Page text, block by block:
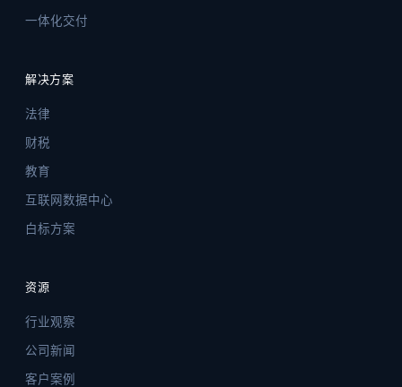
一体化交付
解决方案
法律
财税
教育
互联网数据中心
白标方案
资源
行业观察
公司新闻
客户案例